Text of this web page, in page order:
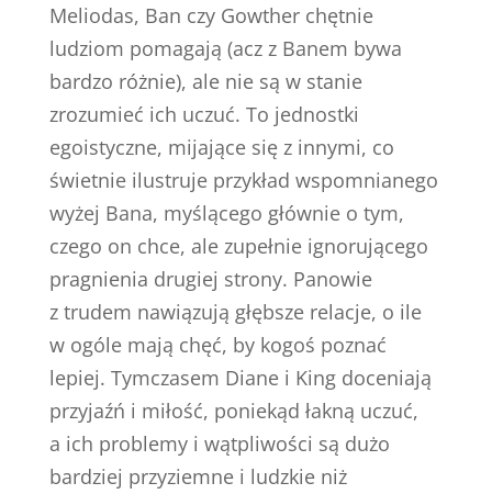
Meliodas, Ban czy Gowther chętnie
ludziom pomagają (acz z Banem bywa
bardzo różnie), ale nie są w stanie
zrozumieć ich uczuć. To jednostki
egoistyczne, mijające się z innymi, co
świetnie ilustruje przykład wspomnianego
wyżej Bana, myślącego głównie o tym,
czego on chce, ale zupełnie ignorującego
pragnienia drugiej strony. Panowie
z trudem nawiązują głębsze relacje, o ile
w ogóle mają chęć, by kogoś poznać
lepiej. Tymczasem Diane i King doceniają
przyjaźń i miłość, poniekąd łakną uczuć,
a ich problemy i wątpliwości są dużo
bardziej przyziemne i ludzkie niż